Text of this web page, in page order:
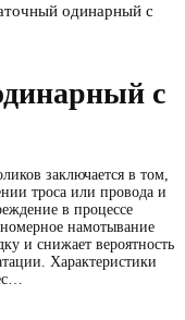
одинарный с
с
заключается в том,
троса или провода и
в процессе
намотывание
и снижает вероятность
Характеристики